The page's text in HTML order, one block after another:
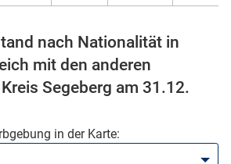
nach Nationalität in
mit den anderen
Segeberg am 31.12.
in der Karte: